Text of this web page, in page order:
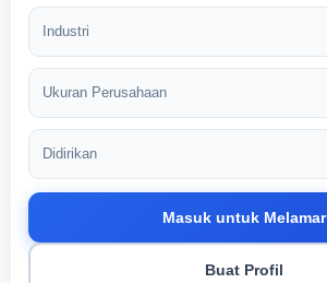
Industri
Ukuran Perusahaan
Didirikan
Masuk untuk Melamar
Buat Profil